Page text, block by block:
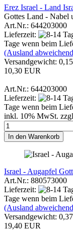
Erez Israel - Land
Gottes Land - Nabel
Art.Nr.: 644203000
Lieferzeit:
Tage wenn beim
(Ausland
Versandgewicht:
10,30 EUR
Art.Nr.: 644203000
Lieferzeit:
Tage wenn beim
inkl. 10% MwSt.
In den Warenkorb
Israel - Augapfel
Art.Nr.: 880573000
Lieferzeit:
Tage wenn beim
(Ausland
Versandgewicht: 0,37
19,40 EUR